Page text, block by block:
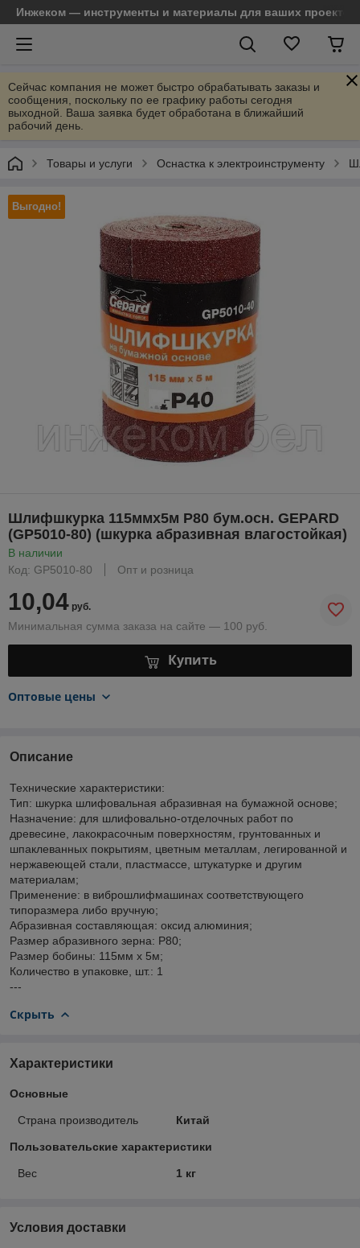
Инжеком — инструменты и материалы для ваших проектов
Сейчас компания не может быстро обрабатывать заказы и
сообщения, поскольку по ее графику работы сегодня
выходной. Ваша заявка будет обработана в ближайший
рабочий день.
Товары и услуги Оснастка к электроинструменту
Выгодно!
Шлифшкурка 115ммх5м Р80 бум.осн. GEPARD
(GP5010-80) (шкурка абразивная влагостойкая)
В наличии
Код: GP5010-80
Опт и розница
10,04 руб.
Минимальная сумма заказа на сайте — 100 руб.
Купить
Оптовые цены
Описание
Технические характеристики:
Тип: шкурка шлифовальная абразивная на бумажной основе;
Назначение: для шлифовально-отделочных работ по
древесине, лакокрасочным поверхностям, грунтованных и
шпаклеванных покрытиям, цветным металлам, легированной и
нержавеющей стали, пластмассе, штукатурке и другим
материалам;
Применение: в виброшлифмашинах соответствующего
типоразмера либо вручную;
Абразивная составляющая: оксид алюминия;
Размер абразивного зерна: P80;
Размер бобины: 115мм х 5м;
Количество в упаковке, шт.: 1
---
Скрыть
Характеристики
Основные
Страна производитель Китай
Пользовательские характеристики
Вес 1 кг
Условия доставки